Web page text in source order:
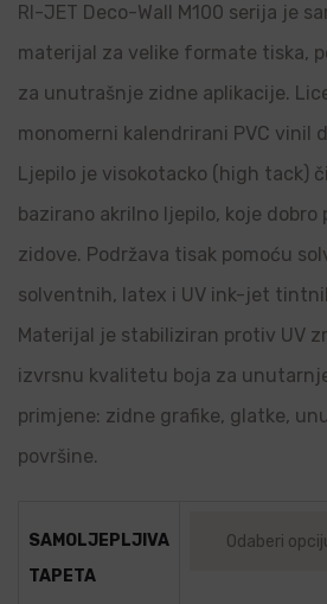
RI-JET Deco-Wall M100 serija je
materijal za velike formate tiska,
za unutrašnje zidne aplikacije.
monomerni kalendrirani PVC vinil
Ljepilo je visokotacko (high tack)
bazirano akrilno ljepilo, koje
zidove. Podržava tisak pomoću
solventnih, latex i UV ink-jet
Materijal je stabiliziran protiv UV
izvrsnu kvalitetu boja za
primjene: zidne grafike, glatke,
površine.
SAMOLJEPLJIVA
TAPETA